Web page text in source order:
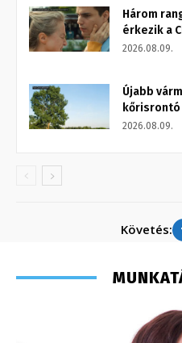
Három
érkezik a
2026.08.09.
Újabb
2026.08.09.
Követés: